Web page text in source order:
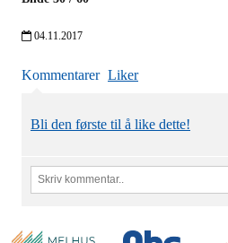
04.11.2017
Kommentarer Liker
Bli den første til å like dette!